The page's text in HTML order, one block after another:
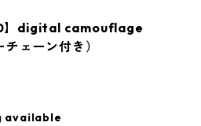
】digital camouflage
ェーン付き）
available